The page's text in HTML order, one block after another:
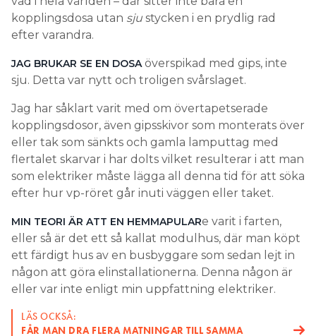
JAG BRUKAR SE EN DOSA överspikad med gips, inte
sju. Detta var nytt och troligen svårslaget.
kopplingsdosor, även gipsskivor som monterats över
eller tak som sänkts och gamla lamputtag med
flertalet skarvar i har dolts vilket resulterar i att man
som elektriker måste lägga all denna tid för att söka
efter hur vp-röret går inuti väggen eller taket.
MIN TEORI ÄR ATT EN HEMMAPULARe varit i farten,
eller så är det ett så kallat modulhus, där man köpt
ett färdigt hus av en busbyggare som sedan lejt in
eller var inte enligt min uppfattning elektriker.
LÄS OCKSÅ:
FÅR MAN DRA FLERA MATNINGAR TILL SAMMA
KOPPLINGSDOSA?
En elektriker skulle aldrig koppla kylskåp och
hallbelysning på samma säkring vid ett nybygge